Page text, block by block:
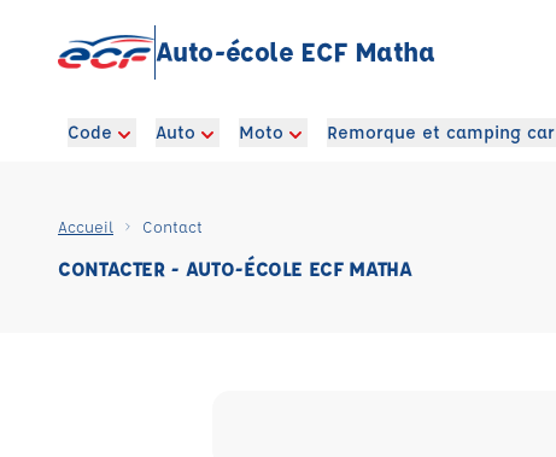
Auto-école ECF Matha
Code Auto Moto Remorque et camping car
Accueil Contact
CONTACTER - AUTO-ÉCOLE ECF MATHA